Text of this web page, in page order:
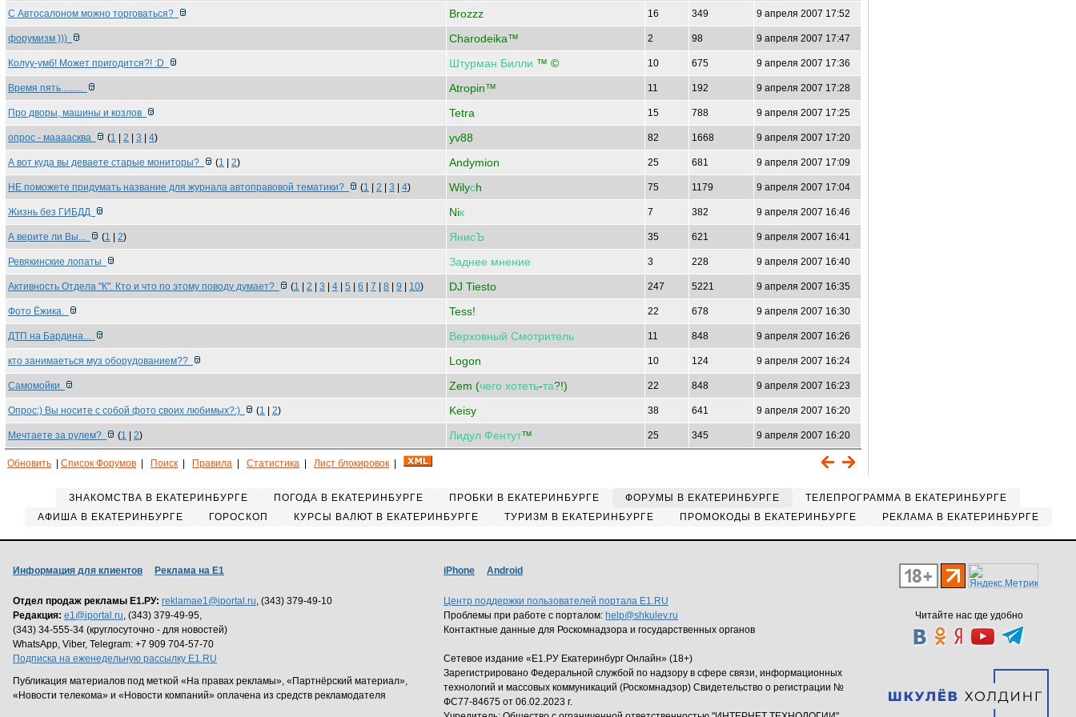
С Автосалоном можно торговаться? Brozzz 16 349 9 апреля 2007 17:52
форумизм ))) Charodeika™ 2 98 9 апреля 2007 17:47
Колуу-умб! Может пригодится?! :D Штурман Билли ™ © 10 675 9 апреля 2007 17:36
Время пять......... Atropin™ 11 192 9 апреля 2007 17:28
Про дворы, машины и козлов Tetra 15 788 9 апреля 2007 17:25
опрос - маааасква (1 2 3 4) yv88 82 1668 9 апреля 2007 17:20
А вот куда вы деваете старые мониторы? (1 2) Andymion 25 681 9 апреля 2007 17:09
НЕ поможете придумать название для журнала автоправовой тематики? (1 2 3 4) Wilyсh 75 1179 9 апреля 2007 17:04
Жизнь без ГИБДД Niк 7 382 9 апреля 2007 16:46
А верите ли Вы... (1 2) ЯнисЪ 35 621 9 апреля 2007 16:41
Ревякинские лопаты Заднее мнение 3 228 9 апреля 2007 16:40
Активность Отдела "К". Кто и что по этому поводу думает? (1 2 3 4 5 6 7 8 9 10) DJ Tiesto 247 5221 9 апреля 2007 16:35
Фото Ёжика. Tess! 22 678 9 апреля 2007 16:30
ДТП на Бардина... Верховный Смотритель 11 848 9 апреля 2007 16:26
кто занимаеться муз оборудованием?? Logon 10 124 9 апреля 2007 16:24
Самомойки Zem (чего хотеть-та?!) 22 848 9 апреля 2007 16:23
Опрос:) Вы носите с собой фото своих любимых?:) (1 2) Keisy 38 641 9 апреля 2007 16:20
Мечтаете за рулем? (1 2) Лидул Фентут™ 25 345 9 апреля 2007 16:20
Обновить Список Форумов Поиск Правила Статистика Лист блокировок
ЗНАКОМСТВА В ЕКАТЕРИНБУРГЕ ПОГОДА В ЕКАТЕРИНБУРГЕ ПРОБКИ В ЕКАТЕРИНБУРГЕ ФОРУМЫ В ЕКАТЕРИНБУРГЕ
ТЕЛЕПРОГРАММА В ЕКАТЕРИНБУРГЕ
АФИША В ЕКАТЕРИНБУРГЕ
ГОРОСКОП КУРСЫ ВАЛЮТ В ЕКАТЕРИНБУРГЕ ТУРИЗМ В ЕКАТЕРИНБУРГЕ ПРОМОКОДЫ В ЕКАТЕРИНБУРГЕ РЕКЛАМА В ЕКАТЕРИНБУРГЕ
Читайте нас где удобно
Информация для клиентов Реклама на Е1
Отдел продаж рекламы Е1.РУ: reklamae1@iportal.ru, (343) 379-49-10
Редакция: e1@iportal.ru, (343) 379-49-95,
(343) 34-555-34 (круглосуточно - для новостей)
WhatsApp, Viber, Telegram: +7 909 704-57-70
Подписка на еженедельную рассылку E1.RU
Публикация материалов под меткой «На правах рекламы», «Партнёрский материал»,
«Новости телекома» и «Новости компаний» оплачена из средств рекламодателя
iPhone Android
Центр поддержки пользователей портала E1.RU
Проблемы при работе с порталом: help@shkulev.ru
Контактные данные для Роскомнадзора и государственных органов
Сетевое издание «Е1.РУ Екатеринбург Онлайн» (18+)
Зарегистрировано Федеральной службой по надзору в сфере связи, информационных
технологий и массовых коммуникаций (Роскомнадзор) Свидетельство о регистрации №
ФС77-84675 от 06.02.2023 г.